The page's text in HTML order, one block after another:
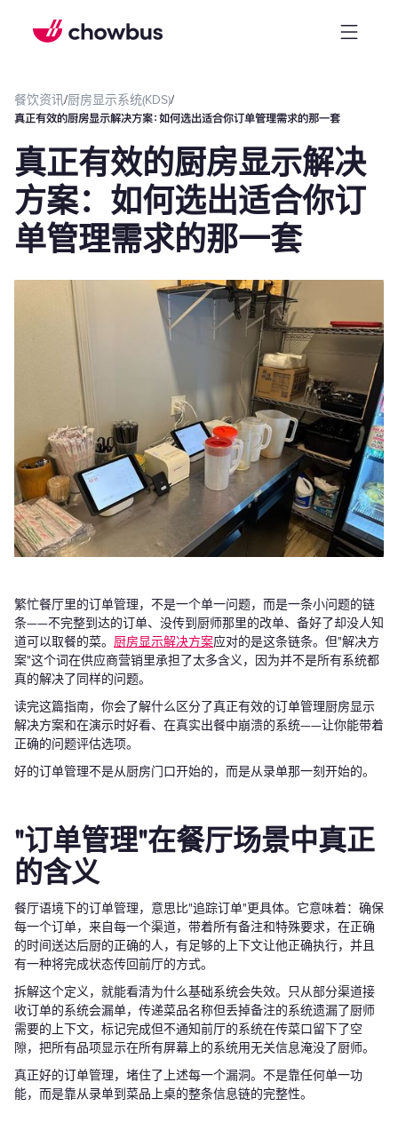
餐饮资讯/厨房显示系统(KDS)/
真正有效的厨房显示解决方案：如何选出适合你订单管理需求的那一套
真正有效的厨房显示解决
方案：如何选出适合你订
单管理需求的那一套
繁忙餐厅里的订单管理，不是一个单一问题，而是一条小问题的链
条——不完整到达的订单、没传到厨师那里的改单、备好了却没人知
道可以取餐的菜。 厨房显示解决方案应对的是这条链条。但"解决方
案"这个词在供应商营销里承担了太多含义，因为并不是所有系统都
真的解决了同样的问题。
读完这篇指南，你会了解什么区分了真正有效的订单管理厨房显示
解决方案和在演示时好看、在真实出餐中崩溃的系统——让你能带着
正确的问题评估选项。
好的订单管理不是从厨房门口开始的，而是从录单那一刻开始的。
"订单管理"在餐厅场景中真正
的含义
餐厅语境下的订单管理，意思比"追踪订单"更具体。它意味着：确保
每一个订单，来自每一个渠道，带着所有备注和特殊要求，在正确
的时间送达后厨的正确的人，有足够的上下文让他正确执行，并且
有一种将完成状态传回前厅的方式。
拆解这个定义，就能看清为什么基础系统会失效。只从部分渠道接
收订单的系统会漏单，传递菜品名称但丢掉备注的系统遗漏了厨师
需要的上下文，标记完成但不通知前厅的系统在传菜口留下了空
隙，把所有品项显示在所有屏幕上的系统用无关信息淹没了厨师。
真正好的订单管理，堵住了上述每一个漏洞。不是靠任何单一功
能，而是靠从录单到菜品上桌的整条信息链的完整性。